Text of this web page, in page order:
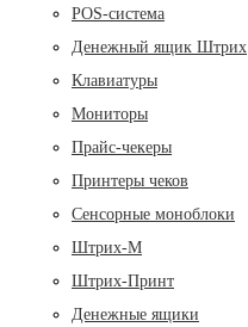
POS-система
Денежный ящик Штрих
Клавиатуры
Мониторы
Прайс-чекеры
Принтеры чеков
Сенсорные моноблоки
Штрих-М
Штрих-Принт
Денежные ящики